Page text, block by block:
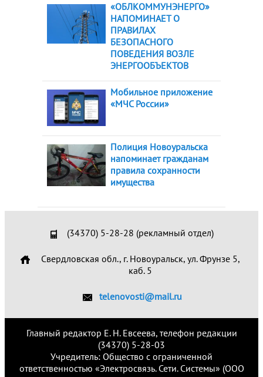
«ОБЛКОММУНЭНЕРГО»
НАПОМИНАЕТ О
ПРАВИЛАХ
БЕЗОПАСНОГО
ПОВЕДЕНИЯ ВОЗЛЕ
ЭНЕРГООБЪЕКТОВ
Мобильное приложение
«МЧС России»
Полиция Новоуральска
напоминает гражданам
правила сохранности
имущества
(34370) 5-28-28 (рекламный отдел)
Свердловская обл., г. Новоуральск, ул. Фрунзе 5,
каб. 5
telenovosti@mail.ru
Главный редактор Е. Н. Евсеева, телефон редакции
(34370) 5-28-03
Учредитель: Общество с ограниченной
ответственностью «Электросвязь. Сети. Системы» (ООО